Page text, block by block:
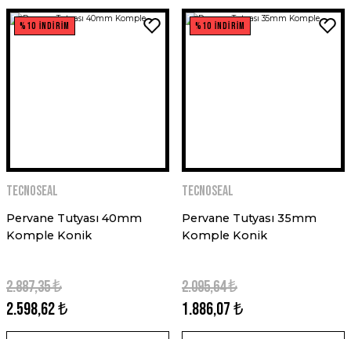
%10 İNDİRİM
TECNOSEAL
Pervane Tutyası 40mm
Komple Konik
2.598,62 ₺
2.887,35 ₺
%10 İNDİRİM
TECNOSEAL
Pervane Tutyası 35mm
Komple Konik
1.886,07 ₺
2.095,64 ₺